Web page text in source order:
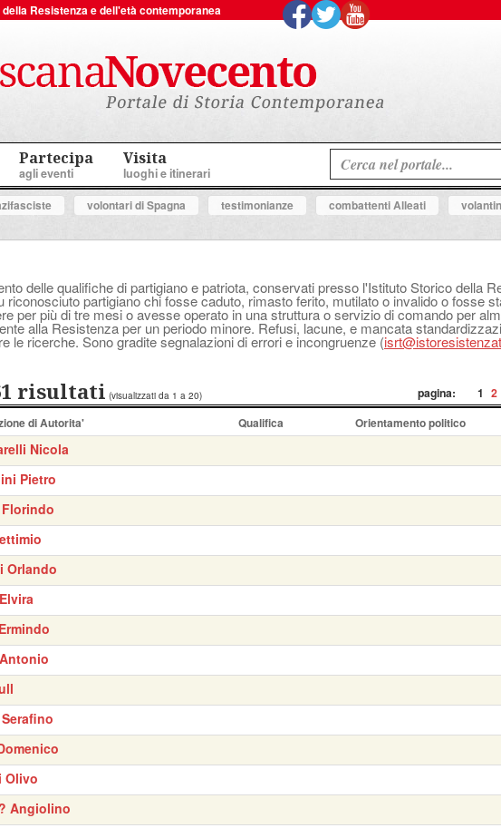
Resistenza e dell'età contemporanea
Partecipa
agli eventi
Visita
luoghi e itinerari
volontari di Spagna testimonianze combattenti Alleati
delle qualifiche di partigiano e patriota, conservati presso l'Istituto Storico della
partigiano chi fosse caduto, rimasto ferito, mutilato o invalido o fosse
per più di tre mesi o avesse operato in una struttura o servizio di comando per
alla Resistenza per un periodo minore. Refusi, lacune, e mancata
le ricerche. Sono gradite segnalazioni di errori e incongruenze (
pagina: 1 2
risultati (visualizzati da 1 a 20)
di Autorita' Qualifica Orientamento politico
Nicola
Pietro
Orlando
Olivo
Angiolino